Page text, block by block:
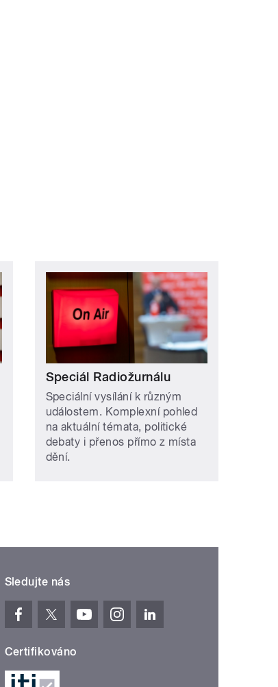
Speciál Radiožurnálu
Speciální vysílání k různým
událostem. Komplexní pohled
na aktuální témata, politické
debaty i přenos přímo z místa
dění.
Sledujte nás
Certifikováno